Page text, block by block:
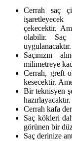
Cerrah saç
çekecektir.
olabilir. Saç
uygulanacaktır.
Saçınızın
milimetreye
Cerrah, greft
kesecektir.
Bir teknisyen
hazırlayacaktır.
Cerrah kafa
Saç kökleri
görünen bir
Saç derinize